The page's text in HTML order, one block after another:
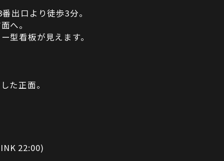
出口より徒歩3分。
へ。
型看板が見えます。
た正面。
22:00)